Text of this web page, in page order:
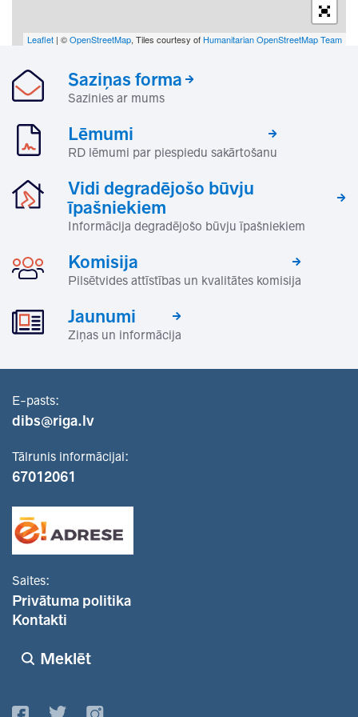
Leaflet | ©OpenStreetMap, Tiles courtesy of Humanitarian OpenStreetMap Team
Saziņas forma
Sazinies ar mums
Lēmumi
RD lēmumi par piespiedu sakārtošanu
Vidi degradējošo būvju
īpašniekiem
Informācija degradējošo būvju īpašniekiem
Komisija
Pilsētvides attīstības un kvalitātes komisija
Jaunumi
Ziņas un informācija
E-pasts:
dibs@riga.lv
Tālrunis informācijai:
67012061
Saites:
Privātuma politika
Kontakti
Meklēt